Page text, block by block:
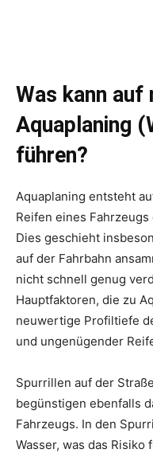
Was kann auf
Aquaplaning
führen?
Aquaplaning entsteht
Reifen eines
Dies geschieht
auf der Fahrbahn
nicht schnell genug
Hauptfaktoren, die zu
neuwertige Profiltiefe
und ungenügender
Spurrillen auf der
begünstigen ebenfalls
Fahrzeugs. In den
Wasser, was das